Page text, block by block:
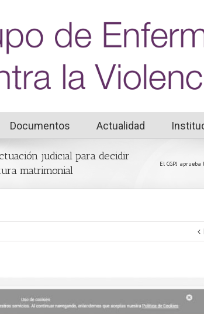
Documentos Actualidad
judicial para decidir
matrimonial
El CGPJ